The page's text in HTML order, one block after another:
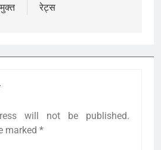
रेट्स
will not be published.
marked *